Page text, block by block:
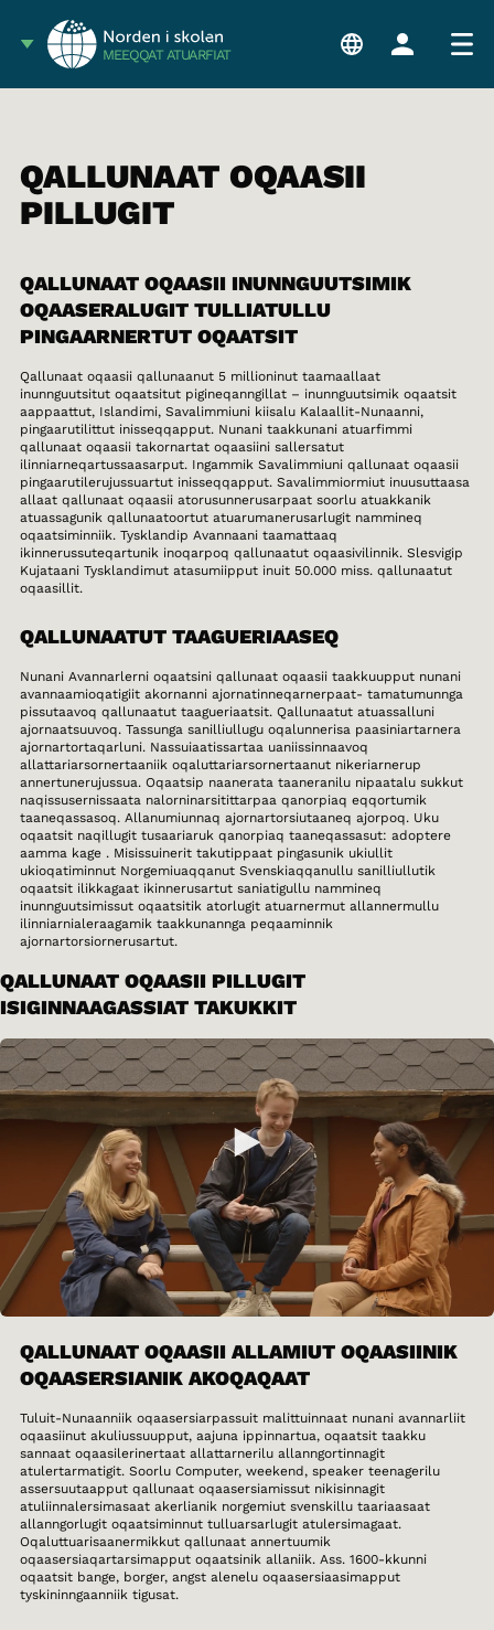
MEEQQAT ATUARFIAT
QALLUNAAT OQAASII
PILLUGIT
QALLUNAAT OQAASII INUNNGUUTSIMIK
OQAASERALUGIT TULLIATULLU
PINGAARNERTUT OQAATSIT
Qallunaat oqaasii qallunaanut 5 millioninut taamaallaat
inunnguutsitut oqaatsitut pigineqanngillat – inunnguutsimik oqaatsit
aappaattut, Islandimi, Savalimmiuni kiisalu Kalaallit-Nunaanni,
pingaarutilittut inisseqqapput. Nunani taakkunani atuarfimmi
qallunaat oqaasii takornartat oqaasiini sallersatut
ilinniarneqartussaasarput. Ingammik Savalimmiuni qallunaat oqaasii
pingaarutilerujussuartut inisseqqapput. Savalimmiormiut inuusuttaasa
allaat qallunaat oqaasii atorusunnerusarpaat soorlu atuakkanik
atuassagunik qallunaatoortut atuarumanerusarlugit nammineq
oqaatsiminniik. Tysklandip Avannaani taamattaaq
ikinnerussuteqartunik inoqarpoq qallunaatut oqaasivilinnik. Slesvigip
Kujataani Tysklandimut atasumiipput inuit 50.000 miss. qallunaatut
oqaasillit.
QALLUNAATUT TAAGUERIAASEQ
Nunani Avannarlerni oqaatsini qallunaat oqaasii taakkuupput nunani
avannaamioqatigiit akornanni ajornatinneqarnerpaat- tamatumunnga
pissutaavoq qallunaatut taagueriaatsit. Qallunaatut atuassalluni
ajornaatsuuvoq. Tassunga sanilliullugu oqalunnerisa paasiniartarnera
ajornartortaqarluni. Nassuiaatissartaa uaniissinnaavoq
allattariarsornertaaniik oqaluttariarsornertaanut nikeriarnerup
annertunerujussua. Oqaatsip naanerata taaneranilu nipaatalu sukkut
naqissusernissaata nalorninarsitittarpaa qanorpiaq eqqortumik
taaneqassasoq. Allanumiunnaq ajornartorsiutaaneq ajorpoq. Uku
oqaatsit naqillugit tusaariaruk qanorpiaq taaneqassasut: adoptere
aamma kage . Misissuinerit takutippaat pingasunik ukiullit
ukioqatiminnut Norgemiuaqqanut Svenskiaqqanullu sanilliullutik
oqaatsit ilikkagaat ikinnerusartut saniatigullu nammineq
inunnguutsimissut oqaatsitik atorlugit atuarnermut allannermullu
ilinniarnialeraagamik taakkunannga peqaaminnik
ajornartorsiornerusartut.
QALLUNAAT OQAASII PILLUGIT
ISIGINNAAGASSIAT TAKUKKIT
QALLUNAAT OQAASII ALLAMIUT OQAASIINIK
OQAASERSIANIK AKOQAQAAT
Tuluit-Nunaanniik oqaasersiarpassuit malittuinnaat nunani avannarliit
oqaasiinut akuliussuupput, aajuna ippinnartua, oqaatsit taakku
sannaat oqaasilerinertaat allattarnerilu allanngortinnagit
atulertarmatigit. Soorlu Computer, weekend, speaker teenagerilu
assersuutaapput qallunaat oqaasersiamissut nikisinnagit
atuliinnalersimasaat akerlianik norgemiut svenskillu taariaasaat
allanngorlugit oqaatsiminnut tulluarsarlugit atulersimagaat.
Oqaluttuarisaanermikkut qallunaat annertuumik
oqaasersiaqartarsimapput oqaatsinik allaniik. Ass. 1600-kkunni
oqaatsit bange, borger, angst alenelu oqaasersiaasimapput
tyskininngaanniik tigusat.